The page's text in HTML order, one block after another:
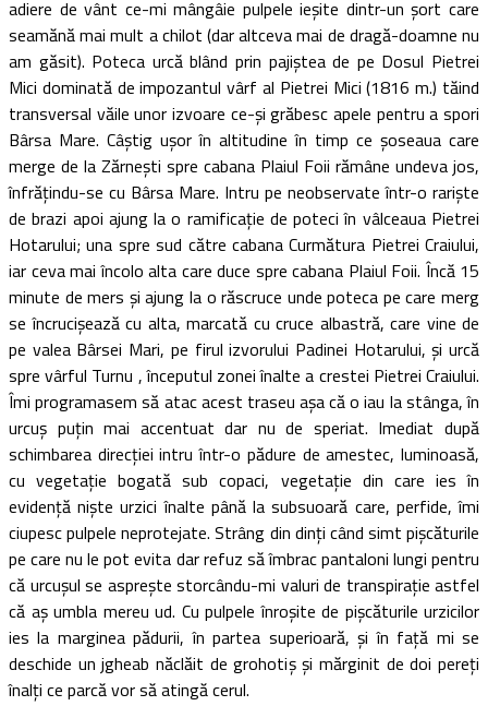
adiere de vânt ce-mi mângâie pulpele ieşite dintr-un şort care
seamănă mai mult a chilot (dar altceva mai de dragă-doamne nu
am găsit). Poteca urcă blând prin pajiştea de pe Dosul Pietrei
Mici dominată de impozantul vârf al Pietrei Mici (1816 m.) tăind
transversal văile unor izvoare ce-şi grăbesc apele pentru a spori
Bârsa Mare. Câştig uşor în altitudine în timp ce şoseaua care
merge de la Zărneşti spre cabana Plaiul Foii rămâne undeva jos,
înfrăţindu-se cu Bârsa Mare. Intru pe neobservate într-o rarişte
de brazi apoi ajung la o ramificaţie de poteci în vâlceaua Pietrei
Hotarului; una spre sud către cabana Curmătura Pietrei Craiului,
iar ceva mai încolo alta care duce spre cabana Plaiul Foii. Încă 15
minute de mers şi ajung la o răscruce unde poteca pe care merg
se încrucişează cu alta, marcată cu cruce albastră, care vine de
pe valea Bârsei Mari, pe firul izvorului Padinei Hotarului, şi urcă
spre vârful Turnu , începutul zonei înalte a crestei Pietrei Craiului.
Îmi programasem să atac acest traseu aşa că o iau la stânga, în
urcuş puţin mai accentuat dar nu de speriat. Imediat după
schimbarea direcţiei intru într-o pădure de amestec, luminoasă,
cu vegetaţie bogată sub copaci, vegetaţie din care ies în
evidenţă nişte urzici înalte până la subsuoară care, perfide, îmi
ciupesc pulpele neprotejate. Strâng din dinţi când simt pişcăturile
pe care nu le pot evita dar refuz să îmbrac pantaloni lungi pentru
că urcuşul se aspreşte storcându-mi valuri de transpiraţie astfel
că aş umbla mereu ud. Cu pulpele înroşite de pişcăturile urzicilor
ies la marginea pădurii, în partea superioară, şi în faţă mi se
deschide un jgheab năclăit de grohotiş şi mărginit de doi pereţi
înalţi ce parcă vor să atingă cerul.